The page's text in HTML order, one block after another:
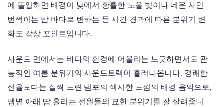
에 돌입하면 배경이 낮에서 황홀한 노을 빛이나 네온 사인
번쩍이는 밤 바다로 변하는 등 시간 경과에 따른 분위기 변
화도 감상 포인트입니다.
사운드 면에서는 바다의 환경에 어울리는 느긋하면서도 관
능적인 여름 분위기의 사운드트랙이 흘러나옵니다. 경쾌한
선율보다는 살짝 느린 템포의 섹시한 느낌의 배경 음악으로,
땡볕 아래 땀 흘리는 선원들의 묘한 분위기를 잘 살려줍니